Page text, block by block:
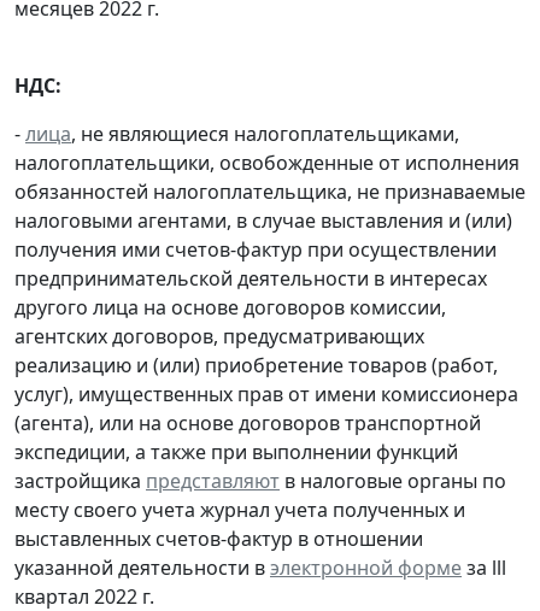
месяцев 2022 г.
НДС:
-лица, не являющиеся налогоплательщиками,
налогоплательщики, освобожденные от исполнения
обязанностей налогоплательщика, не признаваемые
налоговыми агентами, в случае выставления и (или)
получения ими счетов-фактур при осуществлении
предпринимательской деятельности в интересах
другого лица на основе договоров комиссии,
агентских договоров, предусматривающих
реализацию и (или) приобретение товаров (работ,
услуг), имущественных прав от имени комиссионера
(агента), или на основе договоров транспортной
экспедиции, а также при выполнении функций
застройщика представляют в налоговые органы по
месту своего учета журнал учета полученных и
выставленных счетов-фактур в отношении
указанной деятельности вэлектронной формеза lll
квартал 2022 г.